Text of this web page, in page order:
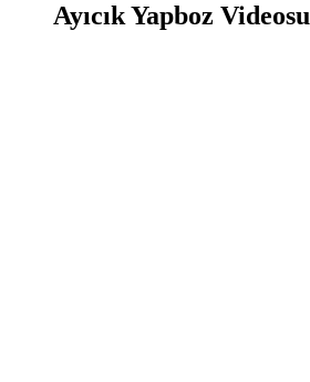
Ayıcık Yapboz Videosu